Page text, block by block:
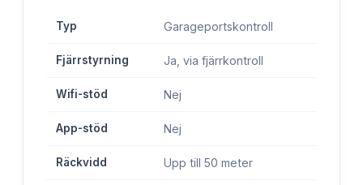
Typ Garageportskontroll
Fjärrstyrning Ja, via fjärrkontroll
Wifi-stöd Nej
App-stöd Nej
Räckvidd Upp till 50 meter